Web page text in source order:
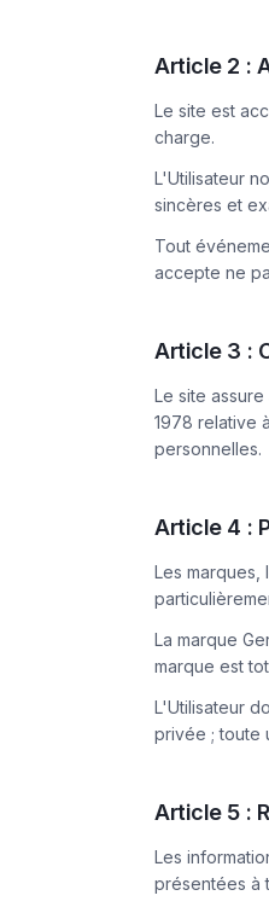
Article 2 :
Le site est
charge.
L'Utilisateur
sincères et
Tout
accepte ne
Article 3 :
Le site
1978 relative
personnelles.
Article 4 :
Les
La marque
marque est
L'Utilisateur
privée ; toute
Article 5 :
Les
présentées à